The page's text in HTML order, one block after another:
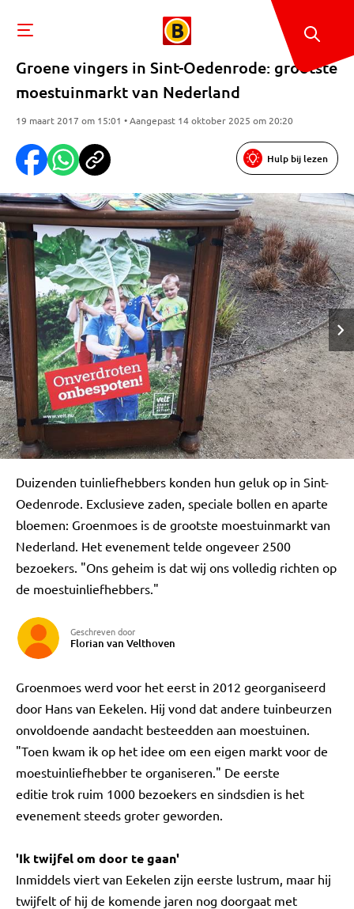
Groene vingers in Sint-Oedenrode: grootste
moestuinmarkt van Nederland
19 maart 2017 om 15:01 • Aangepast 14 oktober 2025 om 20:20
Hulp bij lezen
Duizenden tuinliefhebbers konden hun geluk op in Sint-
Oedenrode. Exclusieve zaden, speciale bollen en aparte
bloemen: Groenmoes is de grootste moestuinmarkt van
Nederland. Het evenement telde ongeveer 2500
bezoekers. "Ons geheim is dat wij ons volledig richten op
de moestuinliefhebbers."
Geschreven door
Florian van Velthoven
Groenmoes werd voor het eerst in 2012 georganiseerd
door Hans van Eekelen. Hij vond dat andere tuinbeurzen
onvoldoende aandacht besteedden aan moestuinen.
"Toen kwam ik op het idee om een eigen markt voor de
moestuinliefhebber te organiseren." De eerste
editie trok ruim 1000 bezoekers en sindsdien is het
evenement steeds groter geworden.
'Ik twijfel om door te gaan'
Inmiddels viert van Eekelen zijn eerste lustrum, maar hij
twijfelt of hij de komende jaren nog doorgaat met